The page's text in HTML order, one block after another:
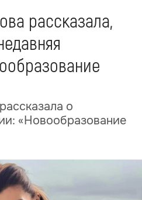
рассказала,
о
«Новообразование